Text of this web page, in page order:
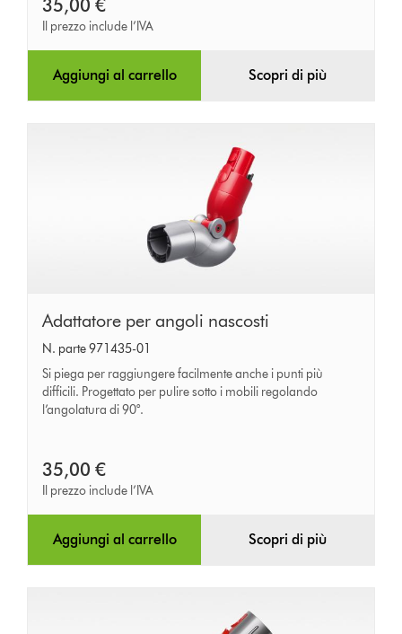
35,00 €
Il prezzo include l’IVA
Aggiungi al carrello Scopri di più
Adattatore
per
angoli
nascosti
Adattatore per angoli nascosti
N. parte 971435-01
Si piega per raggiungere facilmente anche i punti più
difficili. Progettato per pulire sotto i mobili regolando
l’angolatura di 90°.
35,00 €
Il prezzo include l’IVA
Aggiungi al carrello Scopri di più